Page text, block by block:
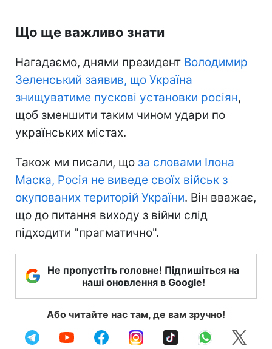
Що ще важливо знати
Нагадаємо, днями президент Володимир
Зеленський заявив, що Україна
знищуватиме пускові установки росіян,
щоб зменшити таким чином удари по
українських містах.
Також ми писали, що за словами Ілона
Маска, Росія не виведе своїх військ з
окупованих територій України. Він вважає,
що до питання виходу з війни слід
підходити "прагматично".
Не пропустіть головне! Підпишіться на
наші оновлення в Google!
Або читайте нас там, де вам зручно!